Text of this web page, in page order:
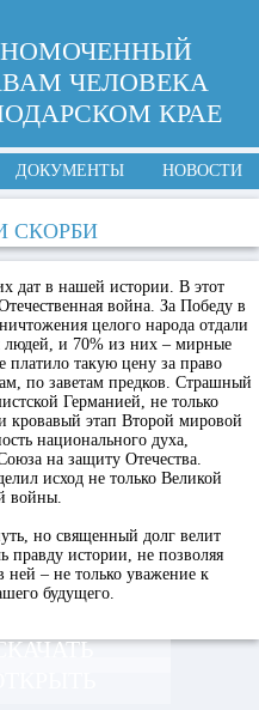
ЧЕЛОВЕКА
КРАЕ
ДОКУМЕНТЫ НОВОСТИ
СКОРБИ
дат в нашей истории. В этот
война. За Победу в
целого народа отдали
людей, и 70% из них – мирные
платило такую цену за право
по заветам предков. Страшный
Германией, не только
кровавый этап Второй мировой
национального духа,
на защиту Отечества.
исход не только Великой
войны.
но священный долг велит
правду истории, не позволяя
ней – не только уважение к
будущего.